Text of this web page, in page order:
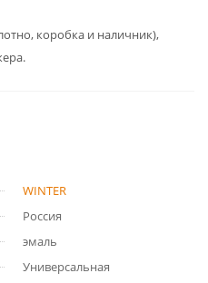
коробка и наличник),
WINTER
Россия
эмаль
Универсальная